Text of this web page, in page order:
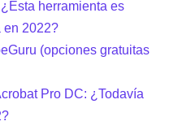
herramienta es
en 2022?
(opciones gratuitas
Pro DC: ¿Todavía